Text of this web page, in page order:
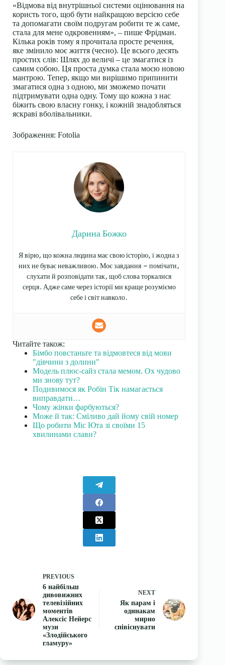
«Відмова від внутрішньої системи оцінювання на
користь того, щоб бути найкращою версією себе
та допомагати своїм подругам робити те ж саме,
стала для мене одкровенням», – пише Фрідман.
Кілька років тому я прочитала просте речення,
яке змінило моє життя (чесно). Це всього десять
простих слів: Шлях до величі – це змагатися із
самим собою. Ця проста думка стала моєю новою
мантрою. Тепер, якщо ми вирішимо припинити
змагатися одна з одною, ми зможемо почати
підтримувати одна одну. Тому що кожна з нас
біжить свою власну гонку, і кожній знадобляться
яскраві вболівальники.
Зображення: Fotolia
Дарина Божко
Я вірю, що кожна людина має свою історію, і жодна з
них не буває неважливою. Моє завдання — помічати,
слухати й розповідати так, щоб слова торкалися
серця. Адже саме через історії ми краще розуміємо
себе і світ навколо.
Читайте також:
Бімбо повстаньте та відмовтеся від мови
"дівчини з долини"
Модель плюс-сайз стала мемом. Ох чудово
ми знову тут?
Подивимося як Робін Тік намагається
виправдати…
Чому жінки фарбуються?
Може й так: Сміливо дай йому свій номер
Що робити Міс Юта зі своїми 15
хвилинами слави?
PREVIOUS
6 найбільш
дивовижних
телевізійних
моментів
Алексіс Нейерс
музи
«Злодійського
гламуру»
NEXT
Як парам і
одинакам
мирно
співіснувати